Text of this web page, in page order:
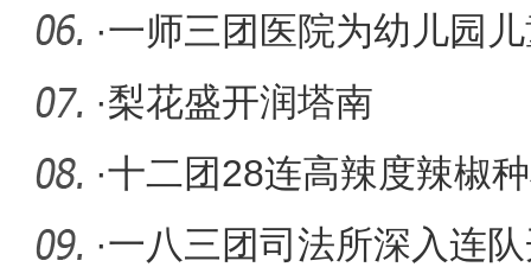
建项目
·一师三团医院为幼儿园
检
·梨花盛开润塔南
·十二团28连高辣度辣椒
·一八三团司法所深入连